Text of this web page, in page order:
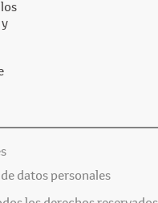
datos personales